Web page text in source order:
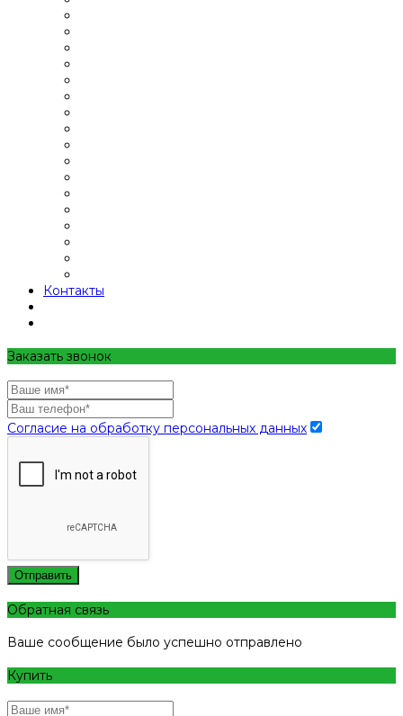
Контакты
Заказать звонок
Согласие на обработку персональных данных
Отправить
Обратная связь
Ваше сообщение было успешно отправлено
Купить